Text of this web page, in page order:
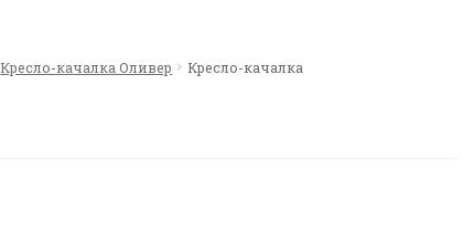
Кресло-качалка Оливер Кресло-качалка